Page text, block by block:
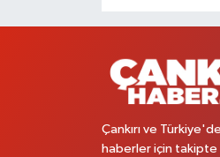
Çankırı ve
haberler için takipte